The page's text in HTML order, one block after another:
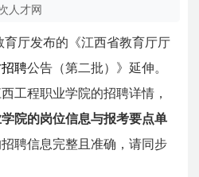
人才网
育厅发布的《江西省教育厅厅
招聘公告（第二批）》延伸。
工程职业学院的招聘详情，
院的岗位信息与报考要点单
聘信息完整且准确，请同步